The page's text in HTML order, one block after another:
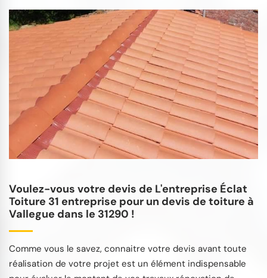
Voulez-vous votre devis de L'entreprise Éclat
Toiture 31 entreprise pour un devis de toiture à
Vallegue dans le 31290 !
Comme vous le savez, connaitre votre devis avant toute
réalisation de votre projet est un élément indispensable